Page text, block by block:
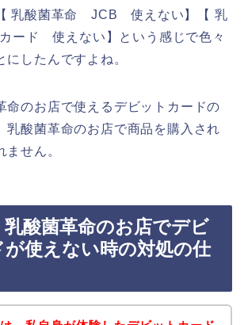
乳酸菌革命 JCB 使えない】【 乳
ード 使えない】という感じで色々
にしたんですよね。
命のお店で使えるデビットカードの
乳酸菌革命のお店で商品を購入され
ません。
乳酸菌革命のお店でデビ
が使えない時の対処の仕